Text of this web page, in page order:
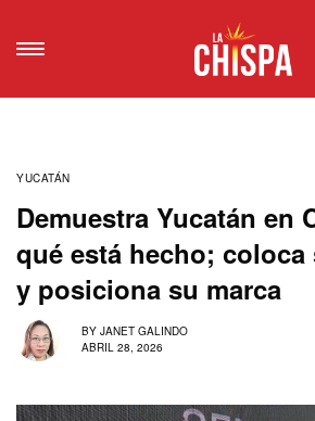
YUCATÁN
Demuestra Yucatán en
qué está hecho; coloca
y posiciona su marca
BY JANET GALINDO
ABRIL 28, 2026